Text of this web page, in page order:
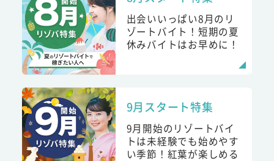
出会いいっぱい8月のリ
ゾートバイト！短期の夏
休みバイトはお早めに！
9月スタート特集
9月開始のリゾートバイ
トは未経験でも始めやす
い季節！紅葉が楽しめる